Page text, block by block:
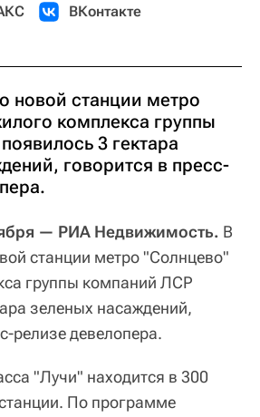
ВКонтакте
новой станции метро
комплекса группы
3 гектара
говорится в пресс-
— РИА Недвижимость. В
станции метро "Солнцево"
группы компаний ЛСР
зеленых насаждений,
релизе девелопера.
"Лучи" находится в 300
По программе